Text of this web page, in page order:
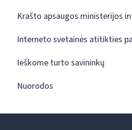
Krašto apsaugos ministerijos
Interneto svetainės atitikties
Ieškome turto savininkų
Nuorodos